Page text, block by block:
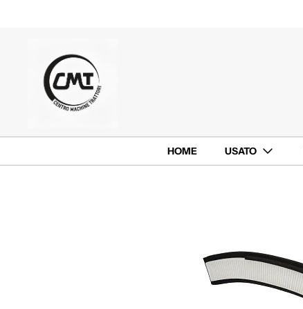
HOME USATO